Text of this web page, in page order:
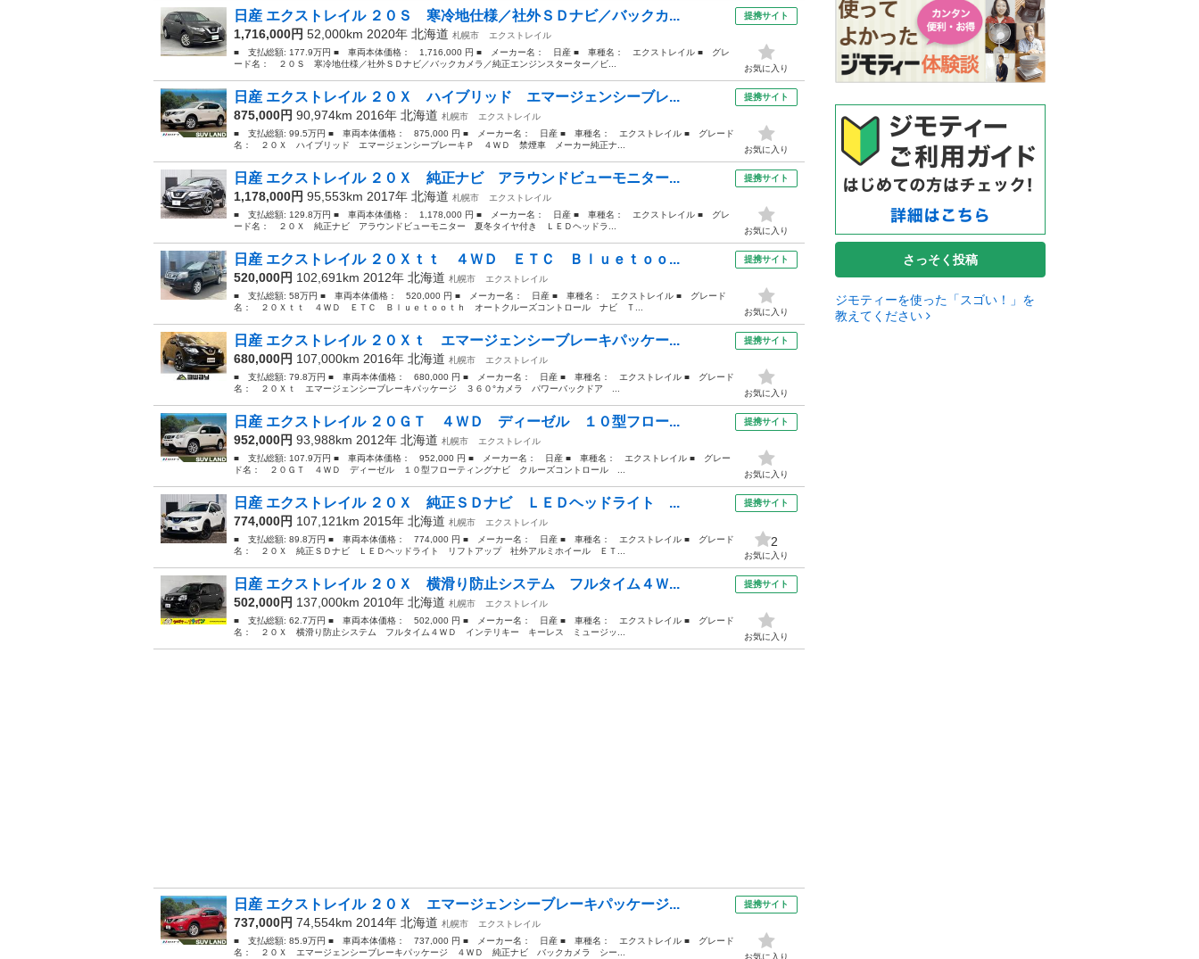
日産 エクストレイル ２０Ｓ 寒冷地仕様／社外ＳＤナビ／バックカ...
1,716,000円 52,000km 2020年 北海道 札幌市
エクストレイル
■ 支払総額: 177.9万円 ■ 車両本体価格： 1,716,000 円 ■ メーカー名： 日産 ■ 車種名： エクストレイル ■ グレ
ード名： ２０Ｓ 寒冷地仕様／社外ＳＤナビ／バックカメラ／純正エンジンスターター／ビ...
提携サイト
お気に入り
日産 エクストレイル ２０Ｘ ハイブリッド エマージェンシーブレ...
875,000円 90,974km 2016年 北海道 札幌市
エクストレイル
■ 支払総額: 99.5万円 ■ 車両本体価格： 875,000 円 ■ メーカー名： 日産 ■ 車種名： エクストレイル ■ グレード
名： ２０Ｘ ハイブリッド エマージェンシーブレーキＰ ４ＷＤ 禁煙車 メーカー純正ナ...
提携サイト
お気に入り
日産 エクストレイル ２０Ｘ 純正ナビ アラウンドビューモニター...
1,178,000円 95,553km 2017年 北海道 札幌市
エクストレイル
■ 支払総額: 129.8万円 ■ 車両本体価格： 1,178,000 円 ■ メーカー名： 日産 ■ 車種名： エクストレイル ■ グレ
ード名： ２０Ｘ 純正ナビ アラウンドビューモニター 夏冬タイヤ付き ＬＥＤヘッドラ...
提携サイト
お気に入り
日産 エクストレイル ２０Ｘｔｔ ４ＷＤ ＥＴＣ Ｂｌｕｅｔｏｏ...
520,000円 102,691km 2012年 北海道 札幌市
エクストレイル
■ 支払総額: 58万円 ■ 車両本体価格： 520,000 円 ■ メーカー名： 日産 ■ 車種名： エクストレイル ■ グレード
名： ２０Ｘｔｔ ４ＷＤ ＥＴＣ Ｂｌｕｅｔｏｏｔｈ オートクルーズコントロール ナビ Ｔ...
提携サイト
お気に入り
日産 エクストレイル ２０Ｘｔ エマージェンシーブレーキパッケー...
680,000円 107,000km 2016年 北海道 札幌市
エクストレイル
■ 支払総額: 79.8万円 ■ 車両本体価格： 680,000 円 ■ メーカー名： 日産 ■ 車種名： エクストレイル ■ グレード
名： ２０Ｘｔ エマージェンシーブレーキパッケージ ３６０°カメラ パワーバックドア ...
提携サイト
お気に入り
日産 エクストレイル ２０ＧＴ ４ＷＤ ディーゼル １０型フロー...
952,000円 93,988km 2012年 北海道 札幌市
エクストレイル
■ 支払総額: 107.9万円 ■ 車両本体価格： 952,000 円 ■ メーカー名： 日産 ■ 車種名： エクストレイル ■ グレー
ド名： ２０ＧＴ ４ＷＤ ディーゼル １０型フローティングナビ クルーズコントロール ...
提携サイト
お気に入り
日産 エクストレイル ２０Ｘ 純正ＳＤナビ ＬＥＤヘッドライト ...
774,000円 107,121km 2015年 北海道 札幌市
エクストレイル
■ 支払総額: 89.8万円 ■ 車両本体価格： 774,000 円 ■ メーカー名： 日産 ■ 車種名： エクストレイル ■ グレード
名： ２０Ｘ 純正ＳＤナビ ＬＥＤヘッドライト リフトアップ 社外アルミホイール ＥＴ...
提携サイト
2
お気に入り
日産 エクストレイル ２０Ｘ 横滑り防止システム フルタイム４Ｗ...
502,000円 137,000km 2010年 北海道 札幌市
エクストレイル
■ 支払総額: 62.7万円 ■ 車両本体価格： 502,000 円 ■ メーカー名： 日産 ■ 車種名： エクストレイル ■ グレード
名： ２０Ｘ 横滑り防止システム フルタイム４ＷＤ インテリキー キーレス ミュージッ...
提携サイト
お気に入り
日産 エクストレイル ２０Ｘ エマージェンシーブレーキパッケージ...
737,000円 74,554km 2014年 北海道 札幌市
エクストレイル
■ 支払総額: 85.9万円 ■ 車両本体価格： 737,000 円 ■ メーカー名： 日産 ■ 車種名： エクストレイル ■ グレード
名： ２０Ｘ エマージェンシーブレーキパッケージ ４ＷＤ 純正ナビ バックカメラ シー...
提携サイト
お気に入り
さっそく投稿
ジモティーを使った「スゴい！」を
教えてください